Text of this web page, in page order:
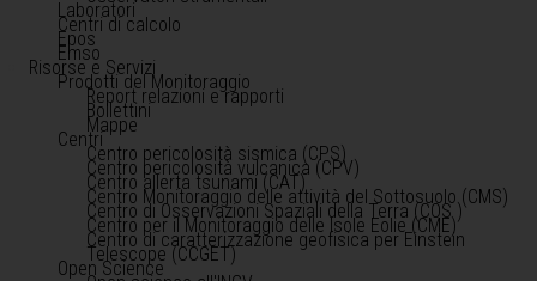
Laboratori
Centri di calcolo
Epos
Emso
Risorse e Servizi
Prodotti del Monitoraggio
Report relazioni e rapporti
Bollettini
Mappe
Centri
Centro pericolosità sismica (CPS)
Centro pericolosità vulcanica (CPV)
Centro allerta tsunami (CAT)
Centro Monitoraggio delle attività del Sottosuolo (CMS)
Centro di Osservazioni Spaziali della Terra (COS )
Centro per il Monitoraggio delle Isole Eolie (CME)
Centro di caratterizzazione geofisica per Einstein
Telescope (CCGET)
Open Science